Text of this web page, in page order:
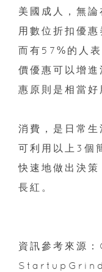
美國成人，無
用數位折扣優惠
而有57%的人
價優惠可以增
惠原則是相當好
消費，是日常
可利用以上3個
快速地做出決
長紅。
資訊參考來源